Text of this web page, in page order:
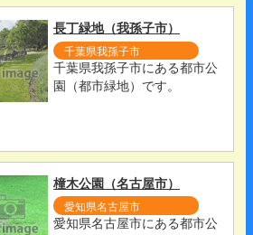
長丁緑地（我孫子市）
千葉県我孫子市
千葉県我孫子市にある都市公
園（都市緑地）です。
橦木公園（名古屋市）
愛知県名古屋市
愛知県名古屋市にある都市公